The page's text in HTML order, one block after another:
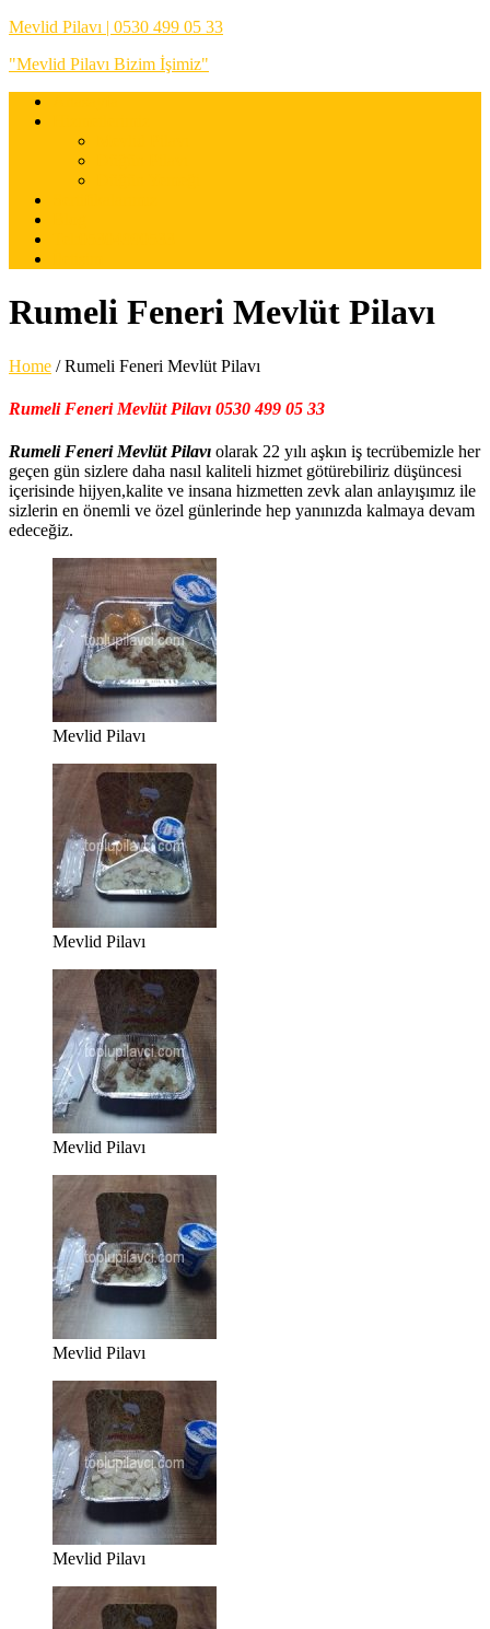
Mevlid Pilavı | 0530 499 05 33
"Mevlid Pilavı Bizim İşimiz"
Rumeli Feneri Mevlüt Pilavı
Home /Rumeli Feneri Mevlüt Pilavı
Rumeli Feneri Mevlüt Pilavı 0530 499 05 33
Rumeli Feneri Mevlüt Pilavı olarak 22 yılı aşkın iş tecrübemizle her
geçen gün sizlere daha nasıl kaliteli hizmet götürebiliriz düşüncesi
içerisinde hijyen,kalite ve insana hizmetten zevk alan anlayışımız ile
sizlerin en önemli ve özel günlerinde hep yanınızda kalmaya devam
edeceğiz.
Mevlid Pilavı
Mevlid Pilavı
Mevlid Pilavı
Mevlid Pilavı
Mevlid Pilavı